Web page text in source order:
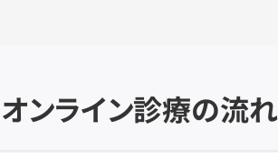
オンライン診療の流れ